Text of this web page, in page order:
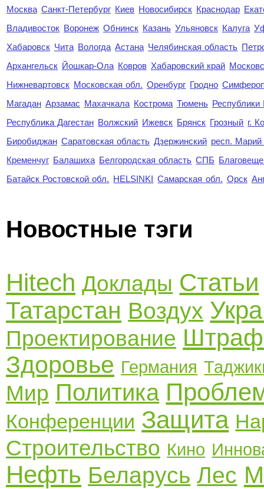
Москва Санкт-Петербург Киев Новосибирск Краснодар
Владивосток Воронеж Обнинск Казань Ульяновск Калуга
Хабаровск Чита Вологда Астана Челябинская область
Архангельск Йошкар-Ола Ковров Хабаровский край
Нижневартовск Московская обл. Оренбург Гродно
Магадан Арзамас Махачкала Кострома Тюмень Республики
Республика Дагестан Волжский Ижевск Брянск Грозный г.
Биробиджан Саратовская область Дзержинский респ.
Кременчуг Балашиха Белгородская область СПБ
Батайск Ростовской обл. HELSINKI Самарская обл. Орск
Новостные тэги
Hitech Доклады Статьи
Татарстан Воздух
Проектирование
Здоровье Германия
Мир Политика
Конференции Защита
Строительство Кино
Нефть Беларусь Лес